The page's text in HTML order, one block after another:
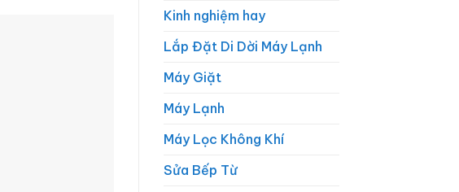
Kinh nghiệm hay
Lắp Đặt Di Dời Máy Lạnh
Máy Giặt
Máy Lạnh
Máy Lọc Không Khí
Sửa Bếp Từ